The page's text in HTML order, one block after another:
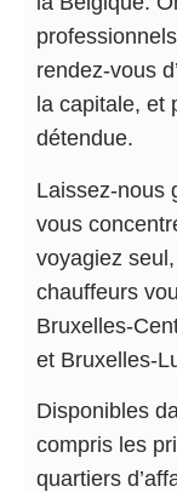
rendez-vous
la capitale, et
détendue.
Laissez-nous
vous
voyagiez
chauffeurs
Bruxelles-
et Bruxelles-
Disponibles
compris les
quartiers